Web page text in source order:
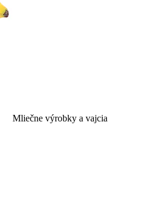
Mliečne výrobky a vajcia